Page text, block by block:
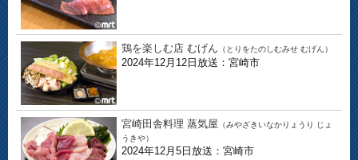
鶏を楽しむ店 むげん （とりをたのしむみせ むげん）
2024年12月12日放送：宮崎市
宮崎田舎料理 蒸気屋 （みやざきいなかりょうり じょ
うきや）
2024年12月5日放送：宮崎市